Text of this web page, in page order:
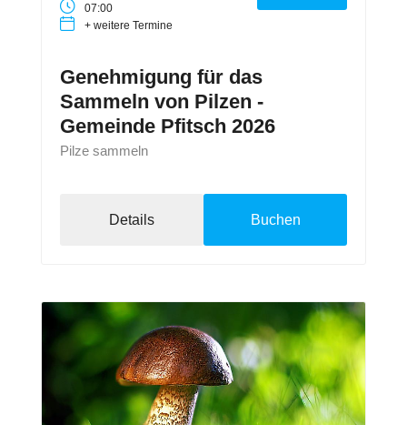
07:00
+ weitere Termine
Genehmigung für das
Sammeln von Pilzen -
Gemeinde Pfitsch 2026
Pilze sammeln
Details Buchen